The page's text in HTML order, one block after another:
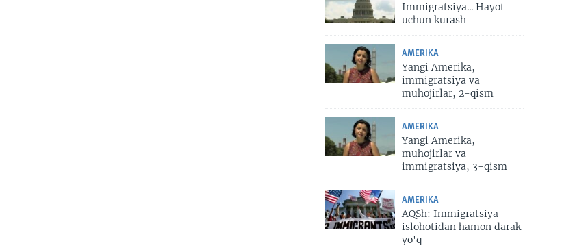
Immigratsiya... Hayot
uchun kurash
AMERIKA
Yangi Amerika,
immigratsiya va
muhojirlar, 2-qism
AMERIKA
Yangi Amerika,
muhojirlar va
immigratsiya, 3-qism
AMERIKA
AQSh: Immigratsiya
islohotidan hamon darak
yo'q